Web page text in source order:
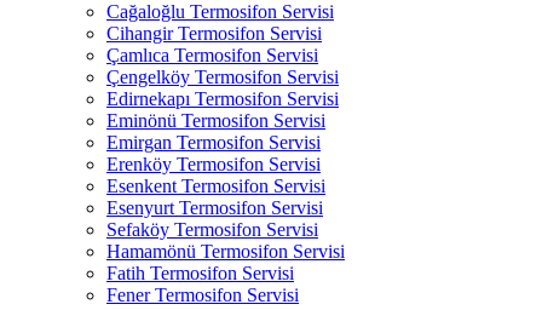
Cağaloğlu Termosifon Servisi
Cihangir Termosifon Servisi
Çamlıca Termosifon Servisi
Çengelköy Termosifon Servisi
Edirnekapı Termosifon Servisi
Eminönü Termosifon Servisi
Emirgan Termosifon Servisi
Erenköy Termosifon Servisi
Esenkent Termosifon Servisi
Esenyurt Termosifon Servisi
Sefaköy Termosifon Servisi
Hamamönü Termosifon Servisi
Fatih Termosifon Servisi
Fener Termosifon Servisi